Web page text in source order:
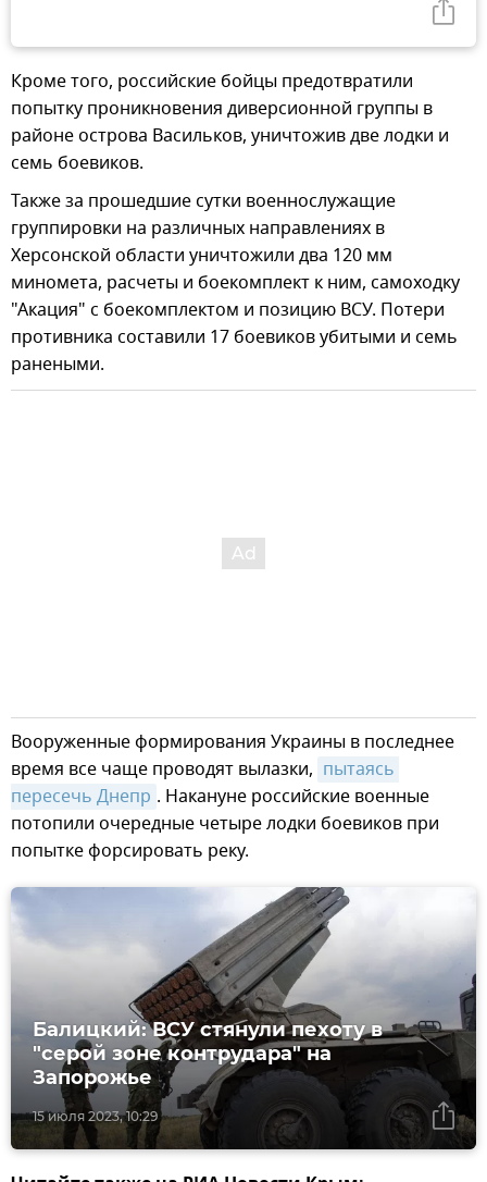
Кроме того, российские бойцы предотвратили
попытку проникновения диверсионной группы в
районе острова Васильков, уничтожив две лодки и
семь боевиков.
Также за прошедшие сутки военнослужащие
группировки на различных направлениях в
Херсонской области уничтожили два 120 мм
миномета, расчеты и боекомплект к ним, самоходку
"Акация" с боекомплектом и позицию ВСУ. Потери
противника составили 17 боевиков убитыми и семь
ранеными.
Вооруженные формирования Украины в последнее
время все чаще проводят вылазки, пытаясь
пересечь Днепр . Накануне российские военные
потопили очередные четыре лодки боевиков при
попытке форсировать реку.
15 июля 2023, 10:29
Балицкий: ВСУ стянули пехоту в
"серой зоне контрудара" на
Запорожье